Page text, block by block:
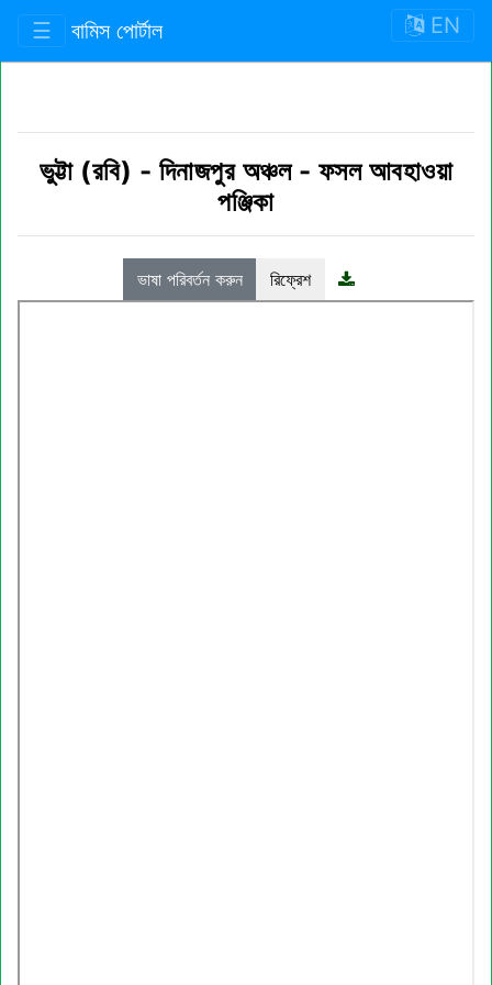
☰ বামিস পোর্টাল EN
ভুট্টা (রবি) - দিনাজপুর অঞ্চল- ফসল আবহাওয়া
পঞ্জিকা
ভাষা পরিবর্তন করুন রিফ্রেশ